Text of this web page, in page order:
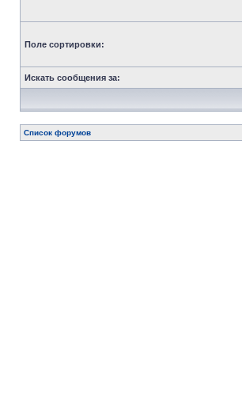
Поле сортировки:
Искать сообщения за:
Список форумов